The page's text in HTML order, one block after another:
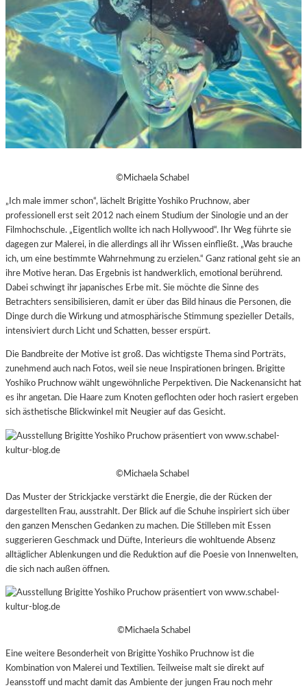
©Michaela Schabel
„Ich male immer schon“, lächelt Brigitte Yoshiko Pruchnow, aber
professionell erst seit 2012 nach einem Studium der Sinologie und an der
Filmhochschule. „Eigentlich wollte ich nach Hollywood“. Ihr Weg führte sie
dagegen zur Malerei, in die allerdings all ihr Wissen einfließt. „Was brauche
ich, um eine bestimmte Wahrnehmung zu erzielen.“ Ganz rational geht sie an
ihre Motive heran. Das Ergebnis ist handwerklich, emotional berührend.
Dabei schwingt ihr japanisches Erbe mit. Sie möchte die Sinne des
Betrachters sensibilisieren, damit er über das Bild hinaus die Personen, die
Dinge durch die Wirkung und atmosphärische Stimmung spezieller Details,
intensiviert durch Licht und Schatten, besser erspürt.
Die Bandbreite der Motive ist groß. Das wichtigste Thema sind Porträts,
zunehmend auch nach Fotos, weil sie neue Inspirationen bringen. Brigitte
Yoshiko Pruchnow wählt ungewöhnliche Perpektiven. Die Nackenansicht hat
es ihr angetan. Die Haare zum Knoten geflochten oder hoch rasiert ergeben
sich ästhetische Blickwinkel mit Neugier auf das Gesicht.
©Michaela Schabel
Das Muster der Strickjacke verstärkt die Energie, die der Rücken der
dargestellten Frau, ausstrahlt. Der Blick auf die Schuhe inspiriert sich über
den ganzen Menschen Gedanken zu machen. Die Stilleben mit Essen
suggerieren Geschmack und Düfte, Interieurs die wohltuende Absenz
alltäglicher Ablenkungen und die Reduktion auf die Poesie von Innenwelten,
die sich nach außen öffnen.
©Michaela Schabel
Eine weitere Besonderheit von Brigitte Yoshiko Pruchnow ist die
Kombination von Malerei und Textilien. Teilweise malt sie direkt auf
Jeansstoff und macht damit das Ambiente der jungen Frau noch mehr